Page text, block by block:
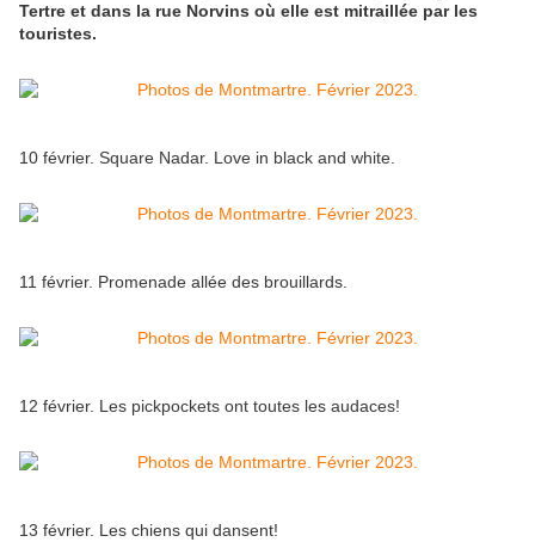
Tertre et dans la rue Norvins où elle est mitraillée par les
touristes.
10 février. Square Nadar. Love in black and white.
11 février. Promenade allée des brouillards.
12 février. Les pickpockets ont toutes les audaces!
13 février. Les chiens qui dansent!